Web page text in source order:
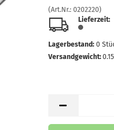
(Art.Nr.: 0202220)
Lieferzeit:
Lagerbestand: 0
Versandgewicht:0.15